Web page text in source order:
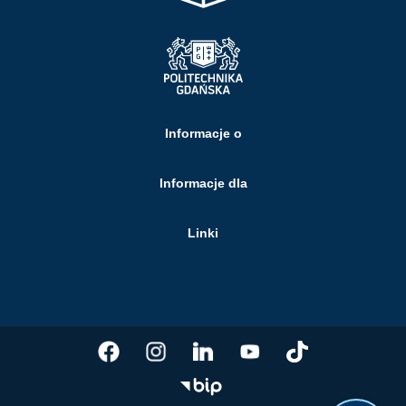
Informacje o
Informacje dla
Linki